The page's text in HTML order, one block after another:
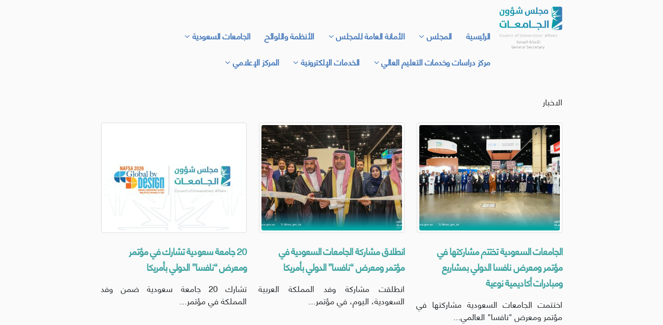
الرئيسية المجلس الأمانة العامة للمجلس الأنظمة واللوائح
الجامعات السعودية
مركز دراسات وخدمات التعليم العالي
الخدمات الإلكترونية المركز الإعلامي
الاخبار
الجامعات السعودية تختتم مشاركتها في
مؤتمر ومعرض نافسا الدولي بمشاريع
ومبادرات أكاديمية نوعية
اختتمت الجامعات السعودية مشاركتها في
مؤتمر ومعرض "نافسا" العالمي...
انطلاق مشاركة الجامعات السعودية في
مؤتمر ومعرض “نافسا” الدولي بأمريكا
انطلقت مشاركة وفد المملكة العربية
السعودية، اليوم، في مؤتمر...
20 جامعة سعودية تشارك في مؤتمر
ومعرض “نافسا” الدولي بأمريكا
تشارك 20 جامعة سعودية ضمن وفد
المملكة في مؤتمر...